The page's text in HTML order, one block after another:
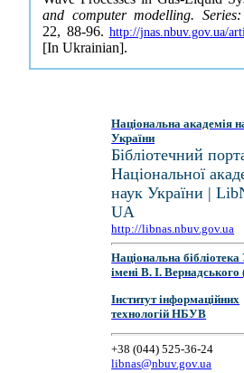
and computer modelling.
22, 88-96. http://jnas.nbuv.gov.ua/
[In Ukrainian].
Національна академія
України
Бібліотечний
Національної
наук України |
UA
http://libnas.nbuv.gov.ua
Національна бібліотека
імені В. І.
Інститут інформаційних
технологій НБУВ
+38 (044) 525-36-24
libnas@nbuv.gov.ua